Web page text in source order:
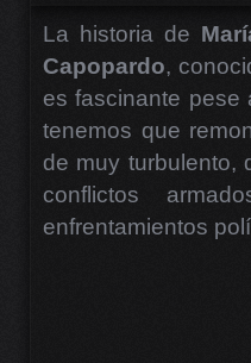
La historia de
Capopardo,
es fascinante pese
tenemos que
de muy turbulento,
conflictos
enfrentamientos